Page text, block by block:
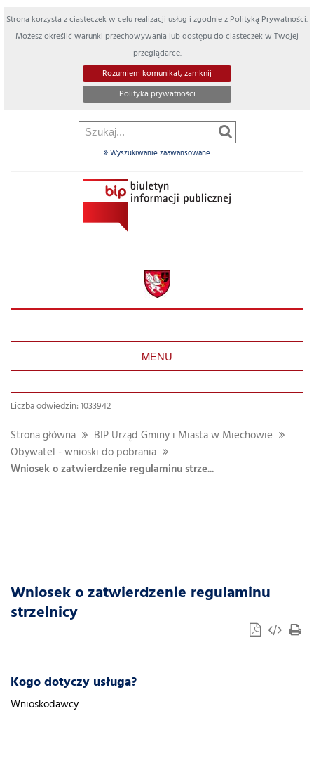
Strona korzysta z ciasteczek w celu realizacji usług i zgodnie z Polityką Prywatności.
Możesz określić warunki przechowywania lub dostępu do ciasteczek w Twojej
przeglądarce.
Rozumiem komunikat, zamknij
Polityka prywatności
Wyszukiwanie zaawansowane
MENU
Liczba odwiedzin: 1033942
Strona główna
BIP Urząd Gminy i Miasta w Miechowie
Obywatel - wnioski do pobrania
Wniosek o zatwierdzenie regulaminu strze...
Wniosek o zatwierdzenie regulaminu
strzelnicy
Kogo dotyczy usługa?
Wnioskodawcy